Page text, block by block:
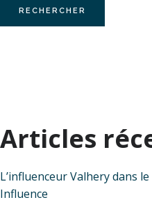
Articles
L’influenceur Valhery dans
Influence